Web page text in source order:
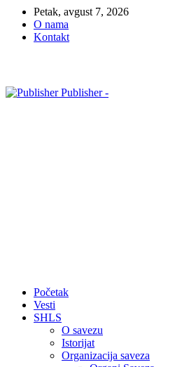
Petak, avgust 7, 2026
O nama
Kontakt
Publisher -
Početak
Vesti
SHLS
O savezu
Istorijat
Organizacija saveza